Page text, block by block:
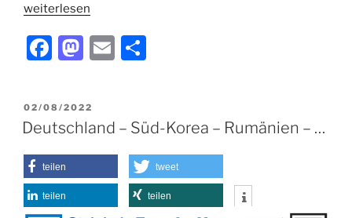
weiterlesen
F
c
e
b
o
o
M
st
o
d
o
E
l
n
VERÖFFENTLICHT
AM
02/08/2022
Deutschland – Süd-Korea – Rumänien – …
teilen tweet
teilen teilen